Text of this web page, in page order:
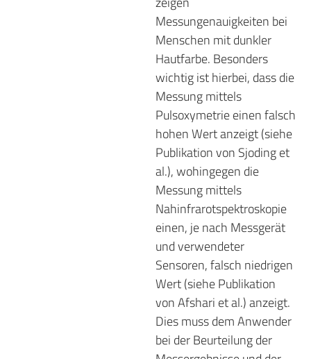
Messungenauigkeiten bei
Menschen mit dunkler
Hautfarbe. Besonders
wichtig ist hierbei, dass die
Messung mittels
Pulsoxymetrie einen falsch
hohen Wert anzeigt (siehe
Publikation von Sjoding et
al.), wohingegen die
Messung mittels
Nahinfrarotspektroskopie
einen, je nach Messgerät
und verwendeter
Sensoren, falsch niedrigen
Wert (siehe Publikation
von Afshari et al.) anzeigt.
Dies muss dem Anwender
bei der Beurteilung der